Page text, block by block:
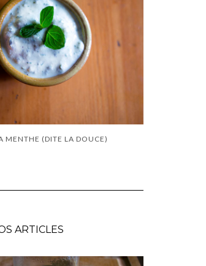
MENTHE (DITE LA DOUCE)
ARTICLES